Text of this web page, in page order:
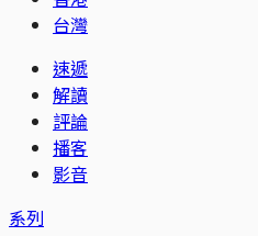
台灣
速遞
解讀
評論
播客
影音
系列